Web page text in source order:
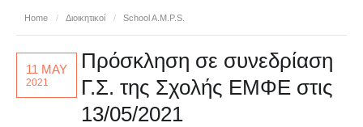
Home / Διοικητικοί / School A.M.P.S.
11 MAY
2021
Πρόσκληση σε συνεδρίαση
Γ.Σ. της Σχολής ΕΜΦΕ στις
13/05/2021